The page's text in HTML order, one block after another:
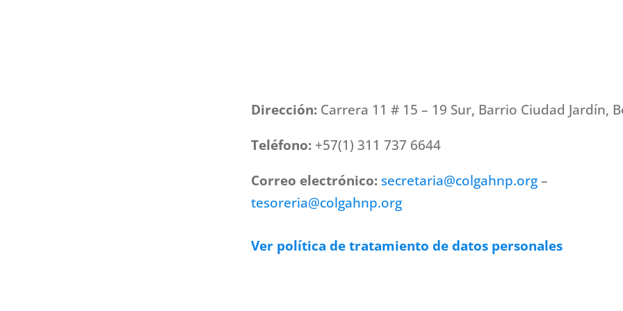
Dirección: Carrera 11 # 15 – 19 Sur, Barrio Ciudad Jardín,
Teléfono: +57(1) 311 737 6644
Correo electrónico: secretaria@colgahnp.org–
tesoreria@colgahnp.org
Ver política de tratamiento de datos personales